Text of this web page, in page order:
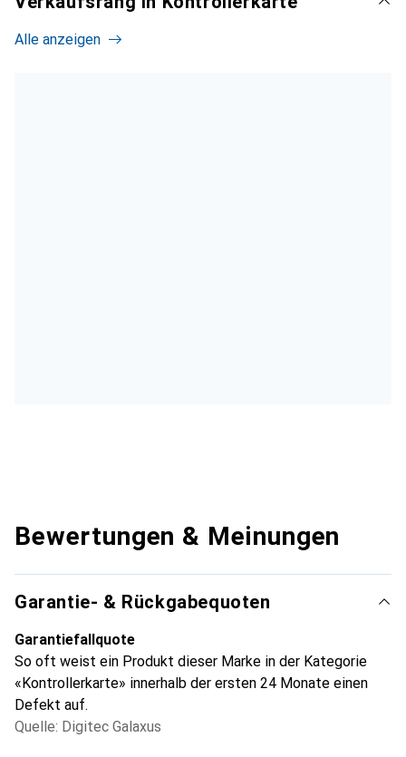
Alle anzeigen
Bewertungen & Meinungen
Garantie- & Rückgabequoten
Garantiefallquote
So oft weist ein Produkt dieser Marke in der Kategorie
«Kontrollerkarte» innerhalb der ersten 24 Monate einen
Defekt auf.
Quelle: Digitec Galaxus